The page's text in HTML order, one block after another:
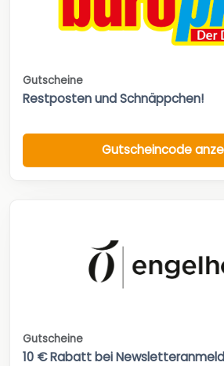
Gutscheine
Restposten und Schnäppchen!
Gutscheincode
Gutscheine
10 € Rabatt bei